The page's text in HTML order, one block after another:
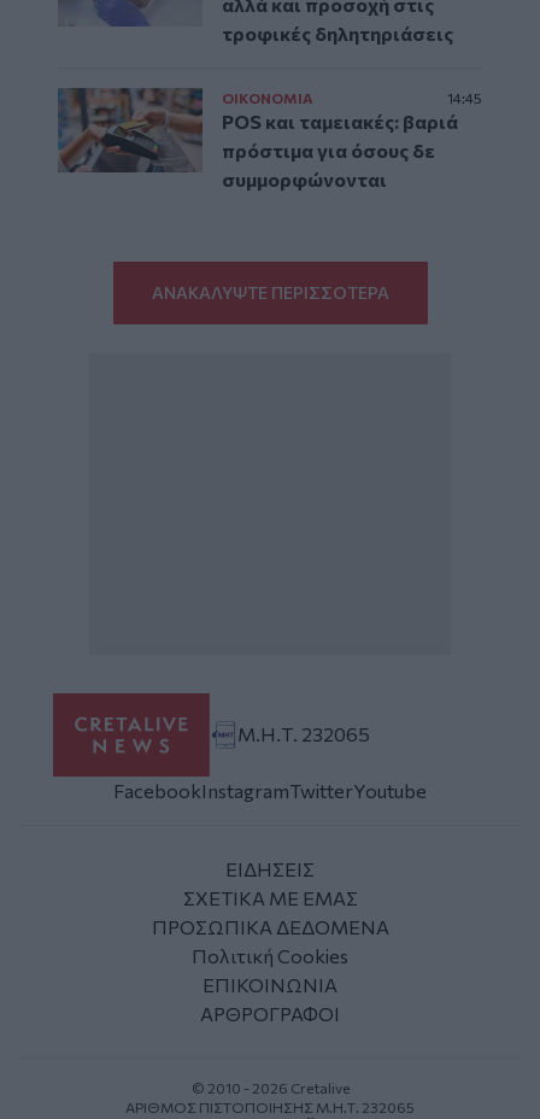
τροφικές δηλητηριάσεις
ΟΙΚΟΝΟΜΙΑ 14:45
POS και ταμειακές: βαριά
πρόστιμα για όσους δε
συμμορφώνονται
ΑΝΑΚΑΛΥΨΤΕ ΠΕΡΙΣΣΟΤΕΡΑ
Μ.Η.Τ. 232065
FacebookInstagramTwitterYoutube
ΕΙΔΗΣΕΙΣ
ΣΧΕΤΙΚΑ ΜΕ ΕΜΑΣ
ΠΡΟΣΩΠΙΚΑ ΔΕΔΟΜΕΝΑ
Πολιτική Cookies
ΕΠΙΚΟΙΝΩΝΙΑ
ΑΡΘΡΟΓΡΑΦΟΙ
© 2010 - 2026 Cretalive
ΑΡΙΘΜΟΣ ΠΙΣΤΟΠΟΙΗΣΗΣ Μ.Η.Τ. 232065